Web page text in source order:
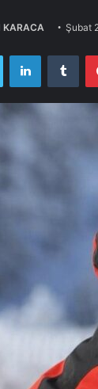
KARACA Şubat
Twitter LinkedIn